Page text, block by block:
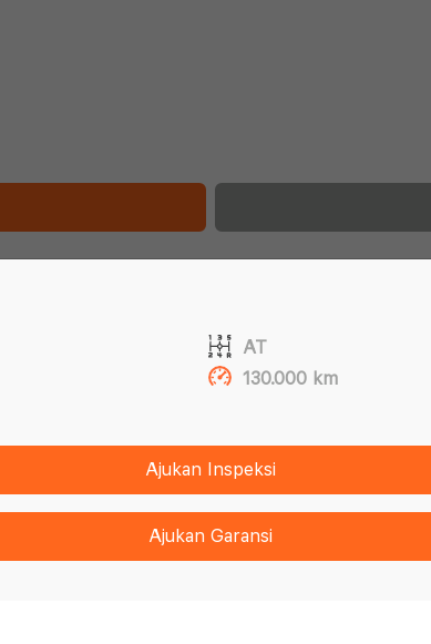
AT
130.000 km
Ajukan Inspeksi
Ajukan Garansi